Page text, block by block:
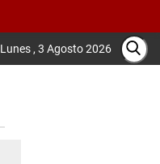
Lunes , 3 Agosto 2026